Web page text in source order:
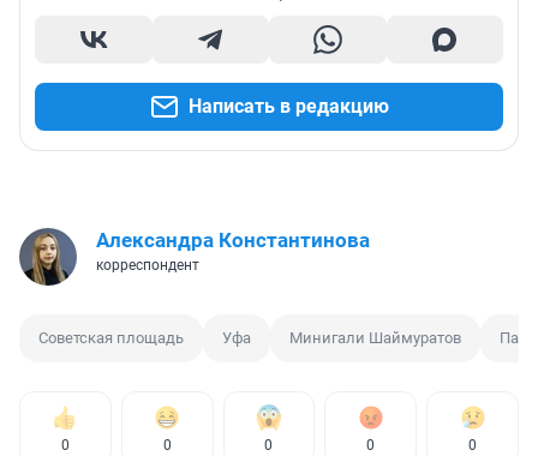
Написать в редакцию
Александра Константинова
корреспондент
Советская площадь Уфа Минигали Шаймуратов
0 0 0 0 0